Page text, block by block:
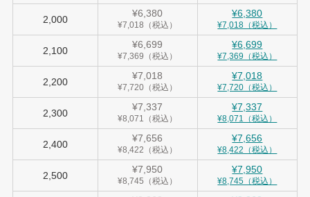
2,000
¥6,380
¥7,018（税込）
¥6,380
¥7,018（税込）
2,100
¥6,699
¥7,369（税込）
¥6,699
¥7,369（税込）
2,200
¥7,018
¥7,720（税込）
¥7,018
¥7,720（税込）
2,300
¥7,337
¥8,071（税込）
¥7,337
¥8,071（税込）
2,400
¥7,656
¥8,422（税込）
¥7,656
¥8,422（税込）
2,500
¥7,950
¥8,745（税込）
¥7,950
¥8,745（税込）